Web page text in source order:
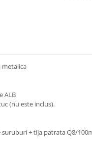
metalica
ALB
(nu este inclus).
suruburi + tija patrata Q8/